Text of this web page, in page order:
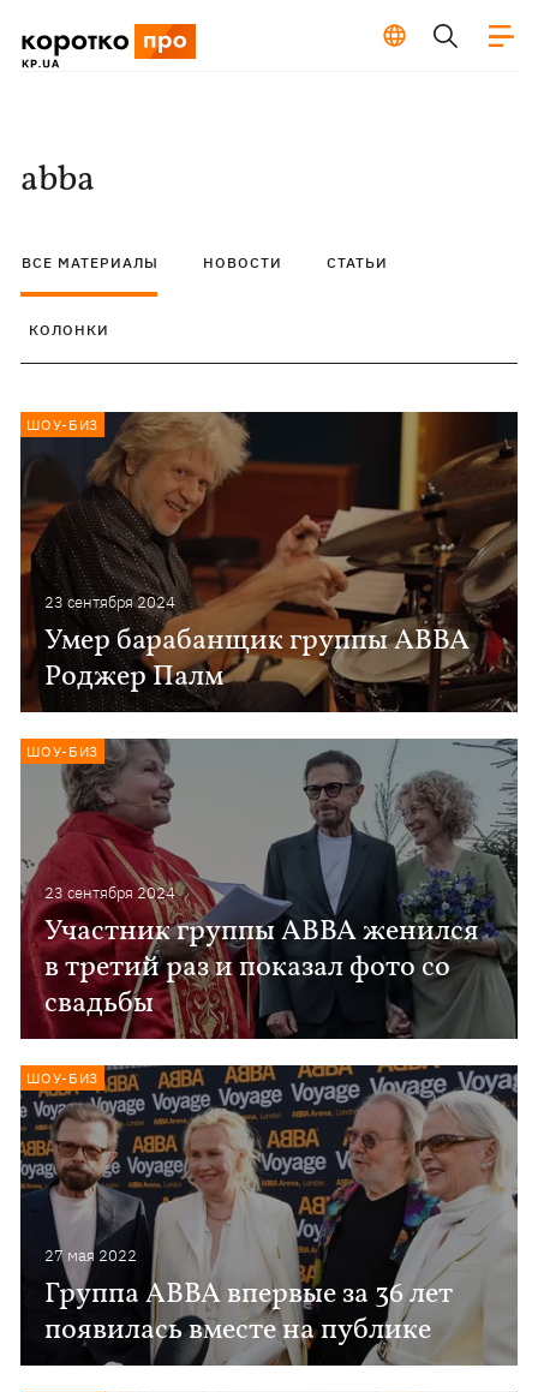
abba
ВСЕ МАТЕРИАЛЫ НОВОСТИ СТАТЬИ
КОЛОНКИ
23 сентября 2024
Умер барабанщик группы ABBA
Роджер Палм
ШОУ-БИЗ
23 сентября 2024
Участник группы АВВА женился
в третий раз и показал фото со
свадьбы
ШОУ-БИЗ
27 мая 2022
Группа ABBA впервые за 36 лет
появилась вместе на публике
ШОУ-БИЗ